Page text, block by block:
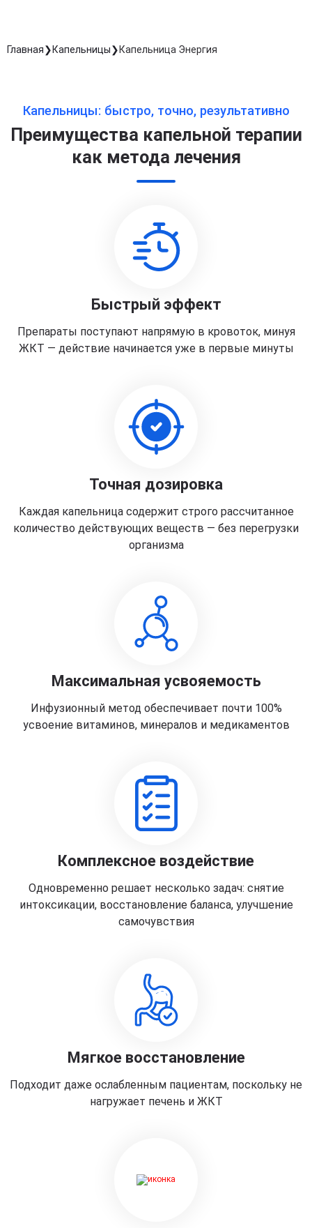
Главная Капельницы Капельница Энергия
Капельницы: быстро, точно, результативно
Преимущества капельной терапии
как метода лечения
Быстрый эффект
Препараты поступают напрямую в кровоток, минуя
ЖКТ — действие начинается уже в первые минуты
Точная дозировка
Каждая капельница содержит строго рассчитанное
количество действующих веществ — без перегрузки
организма
Максимальная усвояемость
Инфузионный метод обеспечивает почти 100%
усвоение витаминов, минералов и медикаментов
Комплексное воздействие
Одновременно решает несколько задач: снятие
интоксикации, восстановление баланса, улучшение
самочувствия
Мягкое восстановление
Подходит даже ослабленным пациентам, поскольку не
нагружает печень и ЖКТ